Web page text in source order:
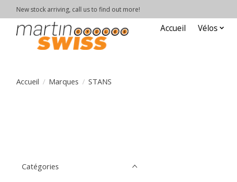
New stock arriving, call us to find out more!
Accueil Vélos
Accueil / Marques / STANS
Catégories